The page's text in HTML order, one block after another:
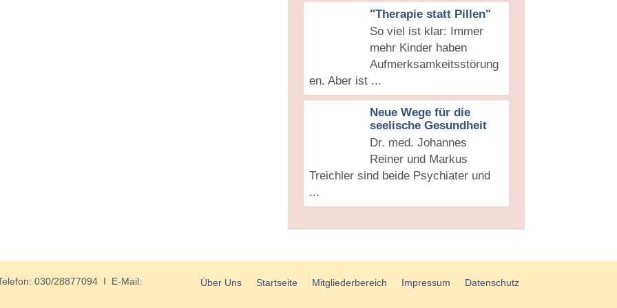
"Therapie statt Pillen"
So viel ist klar: Immer
mehr Kinder haben
Aufmerksamkeitsstörung
en. Aber ist ...
Neue Wege für die
seelische Gesundheit
Dr. med. Johannes
Reiner und Markus
Treichler sind beide Psychiater und
...
Über Uns Startseite Mitgliederbereich Impressum Datenschutz
030/28877094 I E-Mail: